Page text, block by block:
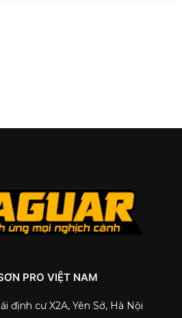
PRO VIỆT NAM
định cư X2A, Yên Sở, Hà Nội